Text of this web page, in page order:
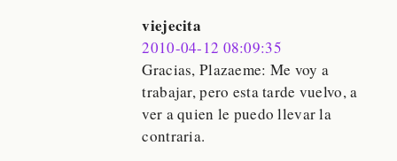
viejecita
2010-04-12 08:09:35
Gracias, Plazaeme: Me voy a
trabajar, pero esta tarde vuelvo, a
ver a quien le puedo llevar la
contraria.